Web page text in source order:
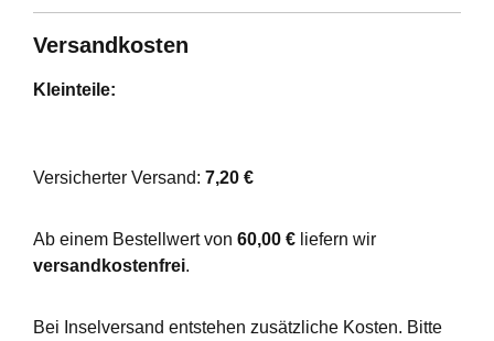
Versandkosten
Kleinteile:
Versicherter Versand: 7,20 €
Ab einem Bestellwert von 60,00 € liefern wir
versandkostenfrei.
Bei Inselversand entstehen zusätzliche Kosten. Bitte